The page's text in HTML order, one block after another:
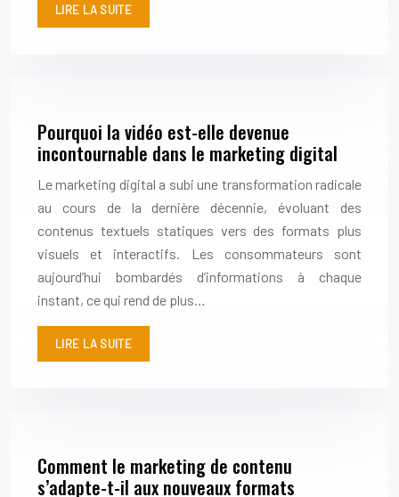
LIRE LA SUITE
Pourquoi la vidéo est-elle devenue
incontournable dans le marketing digital
Le marketing digital a subi une transformation radicale
au cours de la dernière décennie, évoluant des
contenus textuels statiques vers des formats plus
visuels et interactifs. Les consommateurs sont
aujourd’hui bombardés d’informations à chaque
instant, ce qui rend de plus…
LIRE LA SUITE
Comment le marketing de contenu
s’adapte-t-il aux nouveaux formats